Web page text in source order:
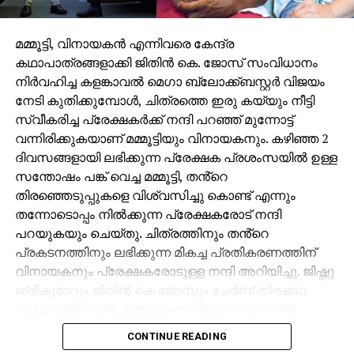
മമ്മൂട്ടി, വിനായകൻ എന്നിവരെ കേന്ദ്ര
കഥാപാത്രങ്ങളാക്കി ജിതിൻ കെ. ജോസ് സംവിധാനം
നിർവഹിച്ച കളങ്കാവൽ മെഗാ ബ്ലോക്ക്ബസ്റ്റർ വിജയം
നേടി കുതിക്കുമ്പോൾ, ചിത്രത്തെ ഇരു കയ്യും നീട്ടി
സ്വീകരിച്ച പ്രേക്ഷകർക്ക് നന്ദി പറഞ്ഞ് മുന്നോട്ട്
വന്നിരിക്കുകയാണ് മമ്മൂട്ടിയും വിനായകനും. കഴിഞ്ഞ 2
ദിവസങ്ങളായി ലഭിക്കുന്ന പ്രേക്ഷക പ്രശംസയിൽ ഉള്ള
സന്തോഷം പങ്ക് വെച്ച മമ്മൂട്ടി, തൻ്റെ
തിരഞ്ഞെടുപ്പുകളെ വിശ്വസിച്ചു കൊണ്ട് എന്നും
തന്നോടൊപ്പം നിൽക്കുന്ന പ്രേക്ഷകരോട് നന്ദി
പറയുകയും ചെയ്തു. ചിത്രത്തിനും തൻ്റെ
പ്രകടനത്തിനും ലഭിക്കുന്ന മികച്ച പ്രതികരണത്തിന്
വിനായകനും പ്രേക്ഷകരോടുള്ള നന്ദി അറിയിച്ചു. ജിഷ്ണു
നിർമ്മിച്ച ഏഴാമത്തെ ചിത്രം കൂടിയാണ്. ദുൽഖർ
സൽമാൻ നായകനായെത്തിയ സൂപ്പർഹിറ്റ് ചിത്രം
CONTINUE READING